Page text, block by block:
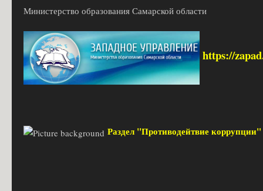
Министерство образования Самарской области
https://
Раздел "Противодейтвие